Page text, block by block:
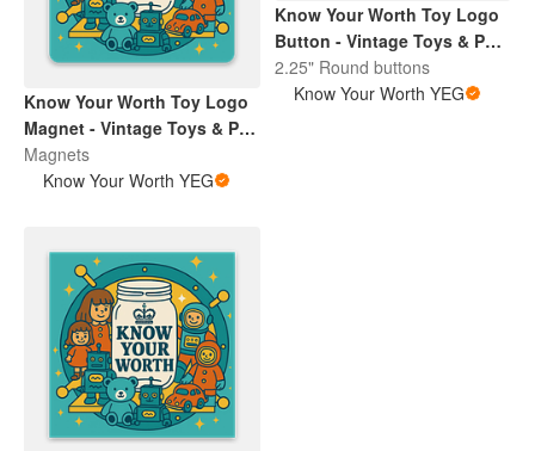
Know Your Worth Toy Logo
Magnet - Vintage Toys & Pop
Culture | Retro Collectibles
Pin
Magnets
Know Your Worth YEG
Know Your Worth Toy Logo
Button - Vintage Toys & Pop
Culture | Retro Collectibles
Pin
2.25" Round buttons
Know Your Worth YEG